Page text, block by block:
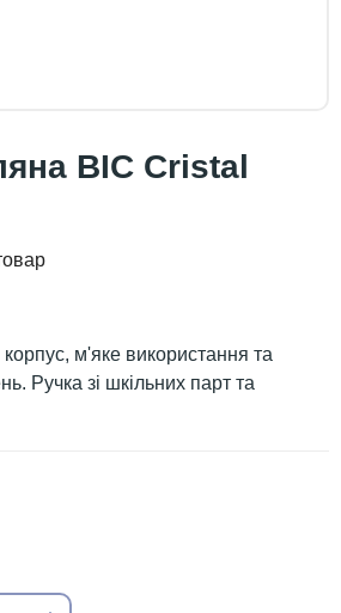
BIC Cristal
м'яке використання та
Ручка зі шкільних парт та